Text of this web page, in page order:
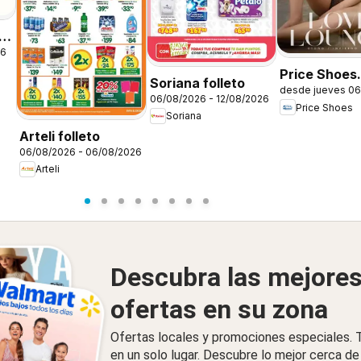
Arteli folleto
06/08/2026 - 06/08/2026
Arteli
Soriana folleto
06/08/2026 - 12/08/2026
Soriana
Price Shoes
catálogo
Lounge
desde jueves
Price Shoes
Descubra las
ofertas en su zona
Ofertas locales y promociones especiales.
en un solo lugar. Descubre lo mejor cerca